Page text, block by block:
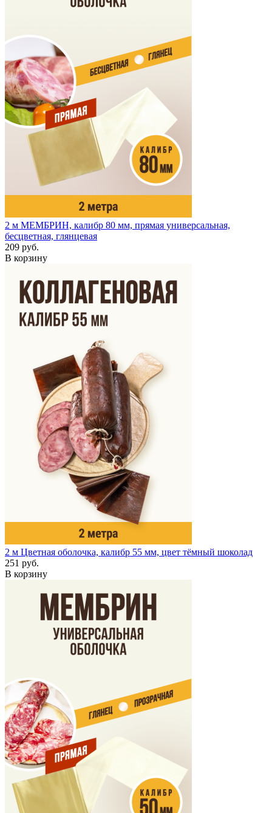
2 м МЕМБРИН, калибр 80 мм, прямая универсальная,
бесцветная, глянцевая
209 руб.
В корзину
2 м Цветная оболочка, калибр 55 мм, цвет тёмный шоколад
251 руб.
В корзину